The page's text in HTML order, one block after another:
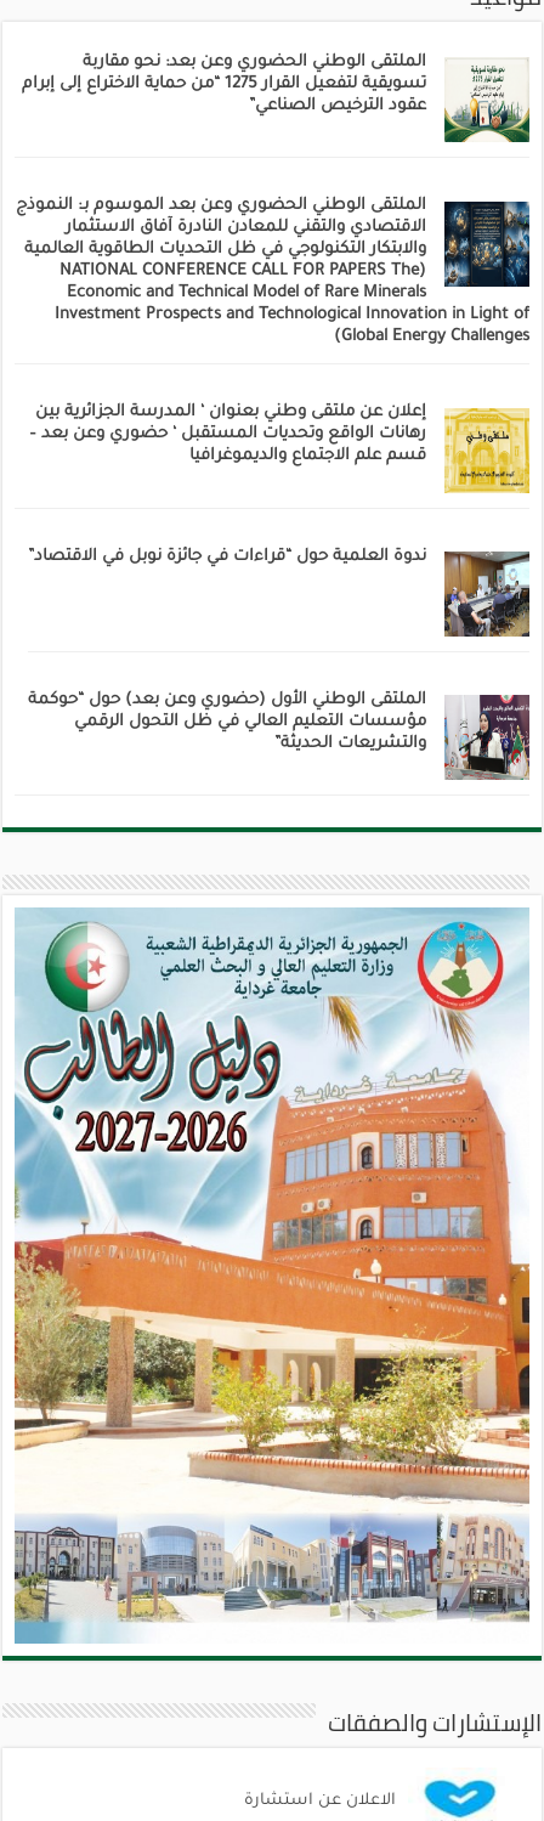
الملتقى الوطني الحضوري وعن بعد: نحو مقاربة
تسويقية لتفعيل القرار 1275 “من حماية الاختراع إلى إبرام
عقود الترخيص الصناعي”
الملتقى الوطني الحضوري وعن بعد الموسوم بـ: النموذج
الاقتصادي والتقني للمعادن النادرة آفاق الاستثمار
والابتكار التكنولوجي في ظل التحديات الطاقوية العالمية
(NATIONAL CONFERENCE CALL FOR PAPERS The
Economic and Technical Model of Rare Minerals
Investment Prospects and Technological Innovation in Light of
Global Energy Challenges)
إعلان عن ملتقى وطني بعنوان ‘ المدرسة الجزائرية بين
رهانات الواقع وتحديات المستقبل ‘ حضوري وعن بعد –
قسم علم الاجتماع والديموغرافيا
ندوة العلمية حول “قراءات في جائزة نوبل في الاقتصاد”
الملتقى الوطني الأول (حضوري وعن بعد) حول “حوكمة
مؤسسات التعليم العالي في ظل التحول الرقمي
والتشريعات الحديثة”
الإستشارات والصفقات
الاعلان عن استشارة